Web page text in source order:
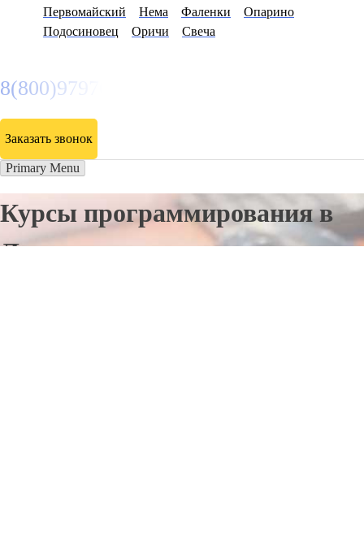
Первомайский
Нема Фаленки
Опарино
Подосиновец
Оричи Свеча
8(800)9797043
Заказать звонок
Primary Menu
Курсы программирования в
Лесном